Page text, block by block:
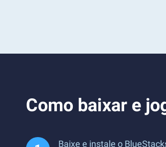
Como baixar e
Baixe e instale o